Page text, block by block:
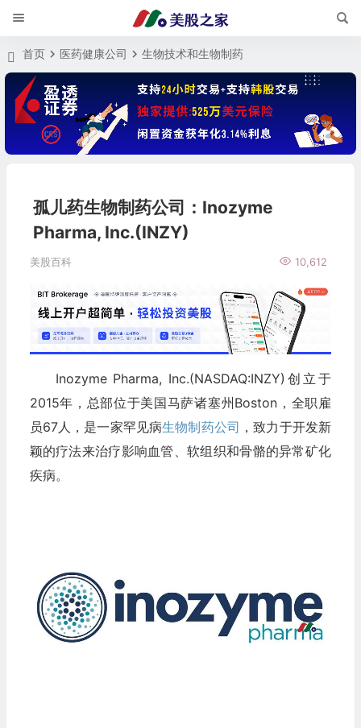
首页 医药健康公司 生物技术和生物制药
孤儿药生物制药公司：Inozyme
Pharma, Inc.(INZY)
美股百科 10,612
Inozyme Pharma, Inc.(NASDAQ:INZY)创立于
2015年，总部位于美国马萨诸塞州Boston，全职雇
员67人，是一家罕见病生物制药公司 ，致力于开发新
颖的疗法来治疗影响血管、软组织和骨骼的异常矿化
疾病。